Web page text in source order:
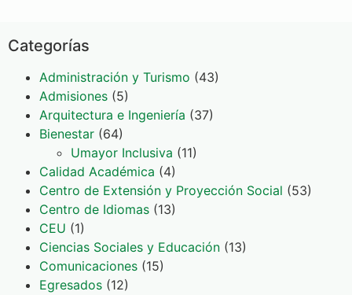
Categorías
Administración y Turismo (43)
Admisiones (5)
Arquitectura e Ingeniería (37)
Bienestar (64)
Umayor Inclusiva (11)
Calidad Académica (4)
Centro de Extensión y Proyección Social (53)
Centro de Idiomas (13)
CEU (1)
Ciencias Sociales y Educación (13)
Comunicaciones (15)
Egresados (12)